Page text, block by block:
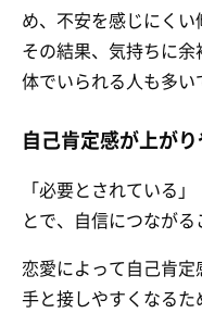
め、不安を感じにくい
その結果、気持ちに
体でいられる人も多い
自己肯定感が上が
「必要とされている
とで、自信につながる
恋愛によって自己肯
手と接しやすくなるた